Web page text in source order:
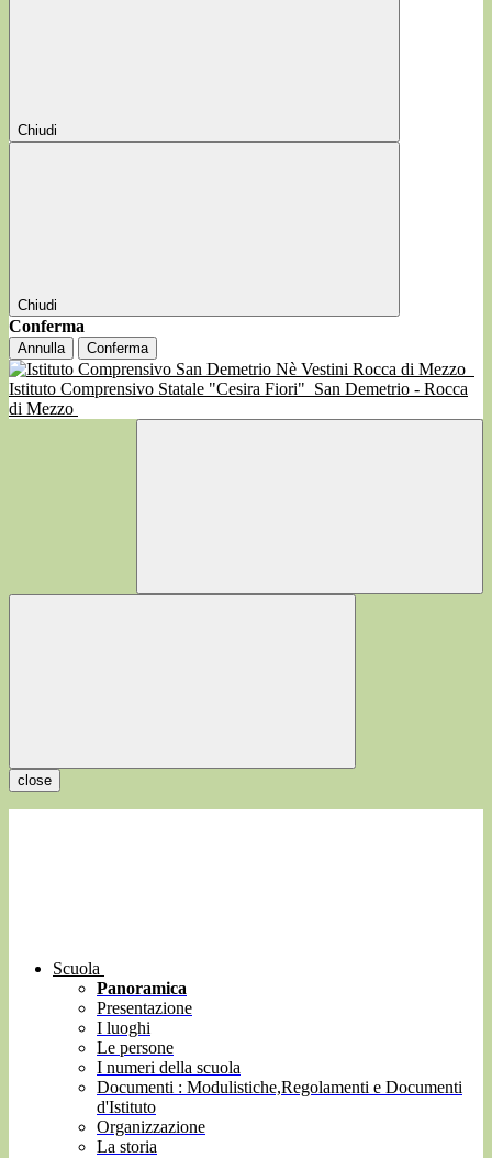
Chiudi
Chiudi
Conferma
Annulla Conferma
Istituto Comprensivo Statale "Cesira Fiori" San Demetrio - Rocca
di Mezzo
close
Scuola
Panoramica
Presentazione
I luoghi
Le persone
I numeri della scuola
Documenti : Modulistiche,Regolamenti e Documenti
d'Istituto
Organizzazione
La storia